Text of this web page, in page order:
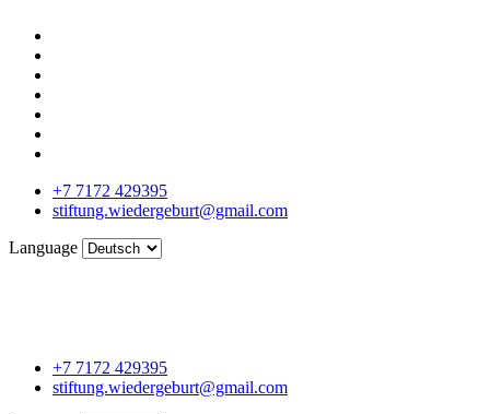
+7 7172 429395
stiftung.wiedergeburt@gmail.com
Language
+7 7172 429395
stiftung.wiedergeburt@gmail.com